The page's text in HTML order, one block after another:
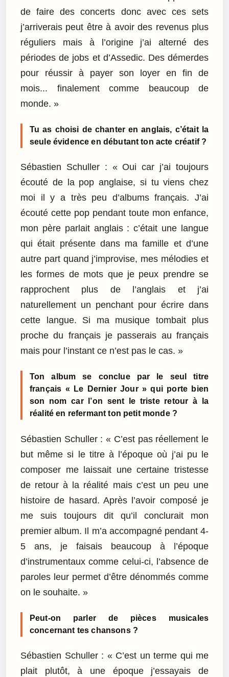
de faire des concerts donc avec ces sets
j’arriverais peut être à avoir des revenus plus
réguliers mais à l’origine j’ai alterné des
périodes de jobs et d’Assedic. Des démerdes
pour réussir à payer son loyer en fin de
mois... finalement comme beaucoup de
monde. »
Tu as choisi de chanter en anglais, c’était la
seule évidence en débutant ton acte créatif ?
Sébastien Schuller : « Oui car j’ai toujours
écouté de la pop anglaise, si tu viens chez
moi il y a très peu d’albums français. J’ai
écouté cette pop pendant toute mon enfance,
mon père parlait anglais : c’était une langue
qui était présente dans ma famille et d’une
autre part quand j’improvise, mes mélodies et
les formes de mots que je peux prendre se
rapprochent plus de l’anglais et j’ai
naturellement un penchant pour écrire dans
cette langue. Si ma musique tombait plus
proche du français je passerais au français
mais pour l’instant ce n’est pas le cas. »
Ton album se conclue par le seul titre
français « Le Dernier Jour » qui porte bien
son nom car l’on sent le triste retour à la
réalité en refermant ton petit monde ?
Sébastien Schuller : « C’est pas réellement le
but même si le titre à l’époque où j’ai pu le
composer me laissait une certaine tristesse
de retour à la réalité mais c’est un peu une
histoire de hasard. Après l’avoir composé je
me suis toujours dit qu’il conclurait mon
premier album. Il m’a accompagné pendant 4-
5 ans, je faisais beaucoup à l’époque
d’instrumentaux comme celui-ci, l’absence de
paroles leur permet d’être dénommés comme
on le souhaite. »
Peut-on parler de pièces musicales
concernant tes chansons ?
Sébastien Schuller : « C’est un terme qui me
plait plutôt, à une époque j’essayais de